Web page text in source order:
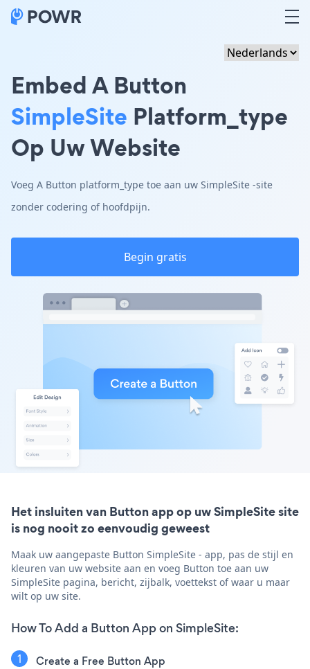
Embed A Button
SimpleSite Platform_type
Op Uw Website
Voeg A Button platform_type toe aan uw SimpleSite -site
zonder codering of hoofdpijn.
Begin gratis
Het insluiten van Button app op uw SimpleSite site
is nog nooit zo eenvoudig geweest
Maak uw aangepaste Button SimpleSite - app, pas de stijl en
kleuren van uw website aan en voeg Button toe aan uw
SimpleSite pagina, bericht, zijbalk, voettekst of waar u maar
wilt op uw site.
How To Add a Button App on SimpleSite:
Create a Free Button App